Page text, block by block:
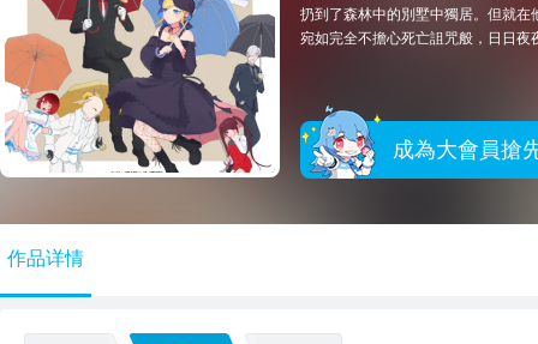
扔到了森林中的別墅中獨居。但就
宛如完全不擔心死亡詛咒般，日日
成為大會員搶
作品详情